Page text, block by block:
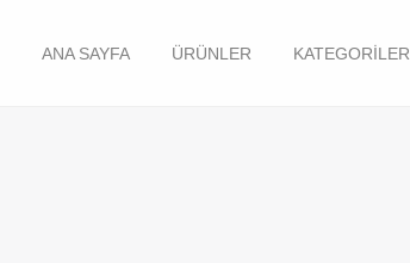
ANA SAYFA ÜRÜNLER KATEGORILER